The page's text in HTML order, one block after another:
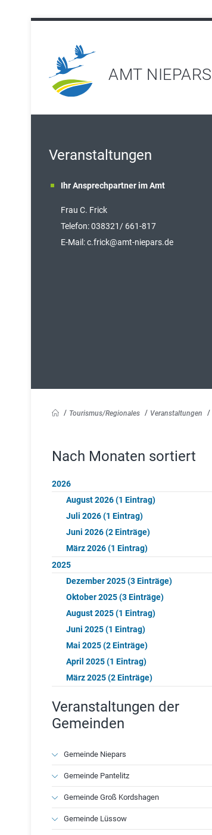
AMT NIEPARS
Veranstaltungen
Ihr Ansprechpartner im Amt
Frau C. Frick
Telefon: 038321/ 661-817
E-Mail:c.frick@amt-niepars.de
Tourismus/Regionales Veranstaltungen
Nach Monaten sortiert
2026
August 2026 (1 Eintrag)
Juli 2026 (1 Eintrag)
Juni 2026 (2 Einträge)
März 2026 (1 Eintrag)
2025
Dezember 2025 (3 Einträge)
Oktober 2025 (3 Einträge)
August 2025 (1 Eintrag)
Juni 2025 (1 Eintrag)
Mai 2025 (2 Einträge)
April 2025 (1 Eintrag)
März 2025 (2 Einträge)
Veranstaltungen der
Gemeinden
Navigation
überspringen
Gemeinde Niepars
Gemeinde Pantelitz
Gemeinde Groß Kordshagen
Gemeinde Lüssow